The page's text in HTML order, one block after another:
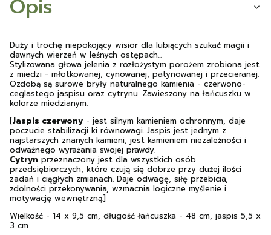
Opis
Duży i trochę niepokojący wisior dla lubiących szukać magii i
dawnych wierzeń w leśnych ostępach...
Stylizowana głowa jelenia z rozłożystym porożem zrobiona jest
z miedzi - młotkowanej, cynowanej, patynowanej i przecieranej.
Ozdobą są surowe bryły naturalnego kamienia - czerwono-
ceglastego jaspisu oraz cytrynu. Zawieszony na łańcuszku w
kolorze miedzianym.
[Jaspis czerwony - jest silnym kamieniem ochronnym, daje
poczucie stabilizacji ki równowagi. Jaspis jest jednym z
najstarszych znanych kamieni, jest kamieniem niezależności i
odważnego wyrażania swojej prawdy.
Cytryn przeznaczony jest dla wszystkich osób
przedsiębiorczych, które czują się dobrze przy dużej ilości
zadań i ciągłych zmianach. Daje odwagę, siłę przebicia,
zdolności przekonywania, wzmacnia logiczne myślenie i
motywację wewnętrzną.]
Wielkość - 14 x 9,5 cm, długość łańcuszka - 48 cm, jaspis 5,5 x
3 cm